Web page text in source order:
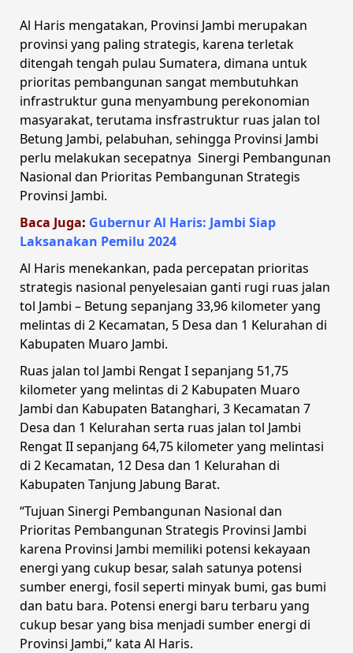
Al Haris mengatakan, Provinsi Jambi merupakan
provinsi yang paling strategis, karena terletak
ditengah tengah pulau Sumatera, dimana untuk
prioritas pembangunan sangat membutuhkan
infrastruktur guna menyambung perekonomian
masyarakat, terutama insfrastruktur ruas jalan tol
Betung Jambi, pelabuhan, sehingga Provinsi Jambi
perlu melakukan secepatnya Sinergi Pembangunan
Nasional dan Prioritas Pembangunan Strategis
Provinsi Jambi.
Baca Juga: Gubernur Al Haris: Jambi Siap
Laksanakan Pemilu 2024
Al Haris menekankan, pada percepatan prioritas
strategis nasional penyelesaian ganti rugi ruas jalan
tol Jambi – Betung sepanjang 33,96 kilometer yang
melintas di 2 Kecamatan, 5 Desa dan 1 Kelurahan di
Kabupaten Muaro Jambi.
Ruas jalan tol Jambi Rengat I sepanjang 51,75
kilometer yang melintas di 2 Kabupaten Muaro
Jambi dan Kabupaten Batanghari, 3 Kecamatan 7
Desa dan 1 Kelurahan serta ruas jalan tol Jambi
Rengat II sepanjang 64,75 kilometer yang melintasi
di 2 Kecamatan, 12 Desa dan 1 Kelurahan di
Kabupaten Tanjung Jabung Barat.
“Tujuan Sinergi Pembangunan Nasional dan
Prioritas Pembangunan Strategis Provinsi Jambi
karena Provinsi Jambi memiliki potensi kekayaan
energi yang cukup besar, salah satunya potensi
sumber energi, fosil seperti minyak bumi, gas bumi
dan batu bara. Potensi energi baru terbaru yang
cukup besar yang bisa menjadi sumber energi di
Provinsi Jambi,” kata Al Haris.